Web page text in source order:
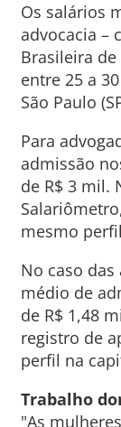
Os salários
advocacia –
Brasileira de
entre 25 a
São Paulo
Para
admissão
de R$ 3 mil.
mesmo
No caso
médio de
de R$ 1,48
registro de
perfil na
Trabalho
"As